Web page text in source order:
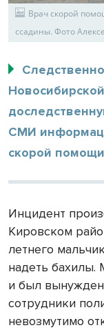
Врач скорой
ссадины. Фото
СМИ
скорой
Инцидент
Кировском
летнего
надеть бахилы.
и был вынужден
сотрудники
невозмутимо